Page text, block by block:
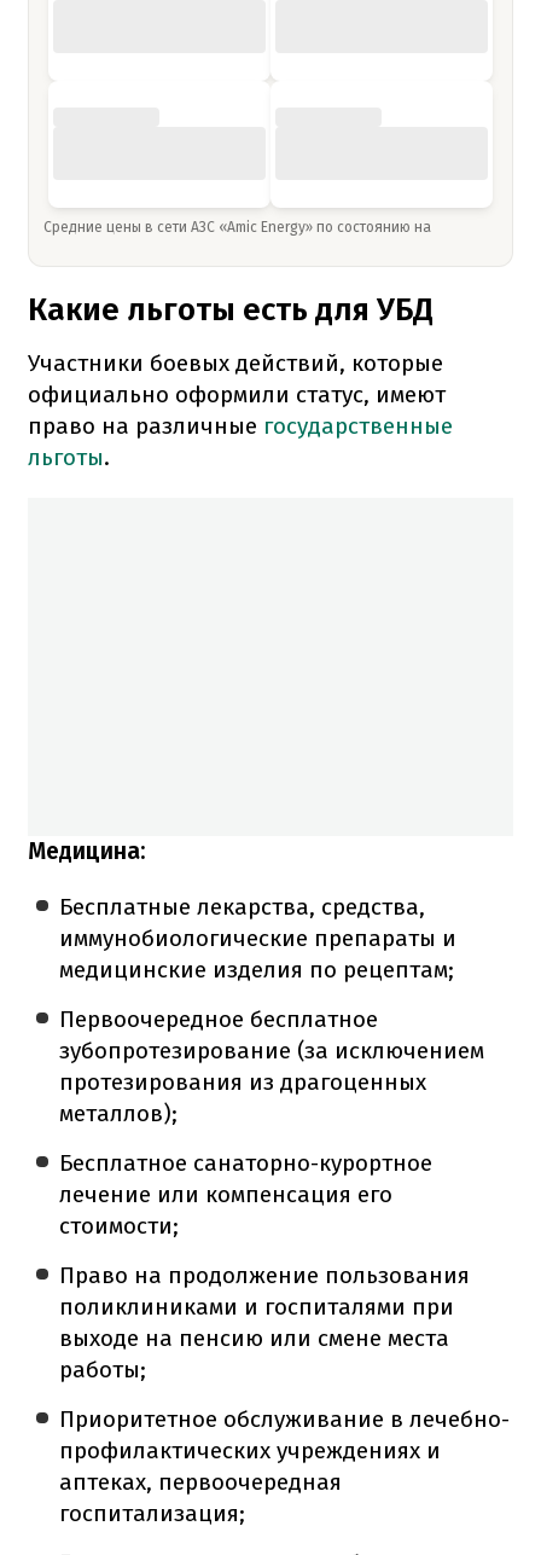
Средние цены в сети АЗС «Amic Energy» по состоянию на
Какие льготы есть для УБД
Участники боевых действий, которые
официально оформили статус, имеют
право на различные государственные
льготы.
Медицина:
Бесплатные лекарства, средства,
иммунобиологические препараты и
медицинские изделия по рецептам;
Первоочередное бесплатное
зубопротезирование (за исключением
протезирования из драгоценных
металлов);
Бесплатное санаторно-курортное
лечение или компенсация его
стоимости;
Право на продолжение пользования
поликлиниками и госпиталями при
выходе на пенсию или смене места
работы;
Приоритетное обслуживание в лечебно-
профилактических учреждениях и
аптеках, первоочередная
госпитализация;